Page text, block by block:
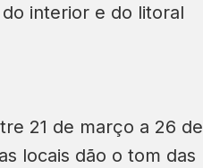
interior e do litoral
21 de março a 26 de
locais dão o tom das